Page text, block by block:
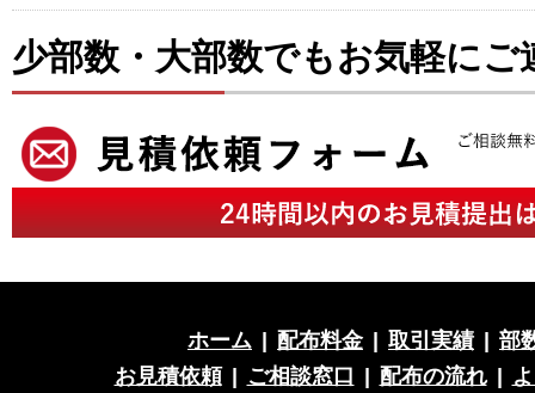
少部数・大部数でもお気軽にご
ホーム 配布料金 取引実績
部
お見積依頼
ご相談窓口 配布の流れ